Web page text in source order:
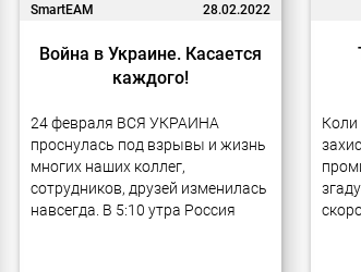
SmartEAM 28.02.2022
Война в Украине. Касается
каждого!
24 февраля ВСЯ УКРАИНА
проснулась под взрывы и жизнь
многих наших коллег,
сотрудников, друзей изменилась
навсегда. В 5:10 утра Россия
Коли